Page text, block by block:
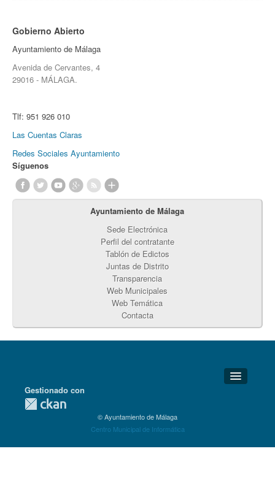
Gobierno Abierto
Ayuntamiento de Málaga
Avenida de Cervantes, 4
29016 - MÁLAGA.
Tlf: 951 926 010
Las Cuentas Claras
Redes Sociales Ayuntamiento
Síguenos
Ayuntamiento de Málaga
Sede Electrónica
Perfil del contratante
Tablón de Edictos
Juntas de Distrito
Transparencia
Web Municipales
Web Temática
Contacta
Detalles Técnicos
Gestionado con
© Ayuntamiento de Málaga
Centro Municipal de Informática